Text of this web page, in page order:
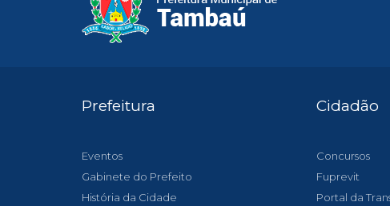
Prefeitura
Eventos
Gabinete do Prefeito
História da Cidade
Cidadão
Concursos
Fuprevit
Portal da